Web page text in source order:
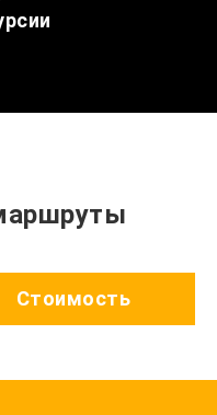
Стоимость